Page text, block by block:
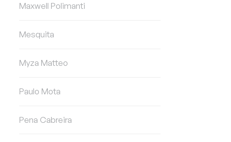
Maxwell Polimanti
Mesquita
Myza Matteo
Paulo Mota
Pena Cabreira